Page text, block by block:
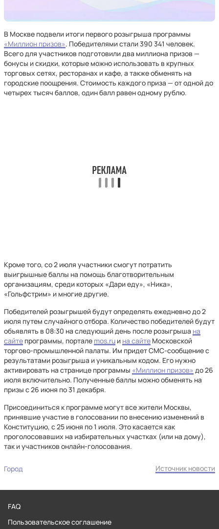
В Москве подвели итоги первого розыгрыша программы
«Миллион призов». Победителями стали 390 341 человек.
Всего для участников подготовили два миллиона призов —
бонусы и скидки, которые можно использовать в крупных
торговых сетях, ресторанах и кафе, а также обменять на
городские поощрения. Стоимость каждого приза — от одной до
четырех тысяч баллов, один балл равен одному рублю.
Кроме того, со 2 июля участники смогут потратить
выигрышные баллы на помощь благотворительным
организациям, среди которых «Дари еду», «Ника»,
«Гольфстрим» и многие другие.
Победителей розыгрышей будут определять ежедневно до 2
июля путем случайного отбора. Количество победителей будут
объявлять в 08:30 на следующий день после розыгрыша на
сайте программы, портале mos.ru и на сайте Московской
торгово-промышленной палаты. Им придет СМС-сообщение с
результатами розыгрыша и уникальным кодом. Его нужно
активировать на странице программы «Миллион призов» до 26
июля включительно. Полученные баллы можно обменять на
призы с 26 июня по 31 декабря.
Присоединиться к программе могут все жители Москвы,
принявшие участие в голосовании по внесению изменений в
Конституцию, с 25 июня по 1 июля. Это касается как
проголосовавших на избирательных участках (или на дому),
так и участников онлайн-голосования.
Город Источник новости
FAQ
Пользовательское соглашение